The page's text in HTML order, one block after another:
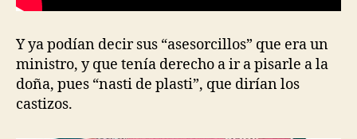
Y ya podían decir sus “asesorcillos” que era un
ministro, y que tenía derecho a ir a pisarle a la
doña, pues “nasti de plasti”, que dirían los
castizos.